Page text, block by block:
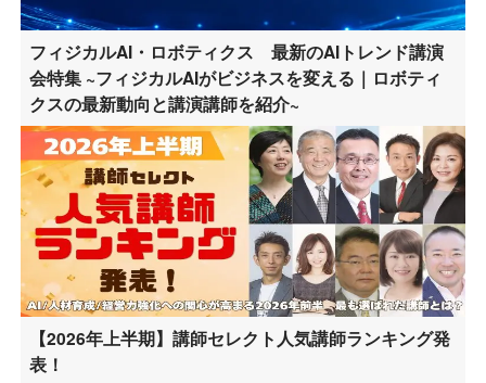
フィジカルAI・ロボティクス 最新のAIトレンド講演
会特集 ~フィジカルAIがビジネスを変える｜ロボティ
クスの最新動向と講演講師を紹介~
【2026年上半期】講師セレクト人気講師ランキング発
表！